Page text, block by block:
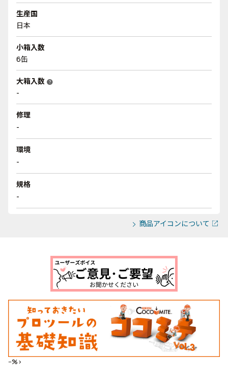
生産国
日本
小箱入数
6缶
大箱入数 help
-
修理
-
環境
-
規格
-
商品アイコンについて
--%>